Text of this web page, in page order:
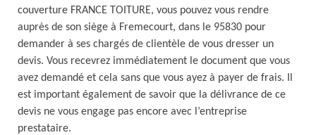
couverture FRANCE TOITURE, vous pouvez vous rendre
auprès de son siège à Fremecourt, dans le 95830 pour
demander à ses chargés de clientèle de vous dresser un
devis. Vous recevrez immédiatement le document que vous
avez demandé et cela sans que vous ayez à payer de frais. Il
est important également de savoir que la délivrance de ce
devis ne vous engage pas encore avec l’entreprise
prestataire.